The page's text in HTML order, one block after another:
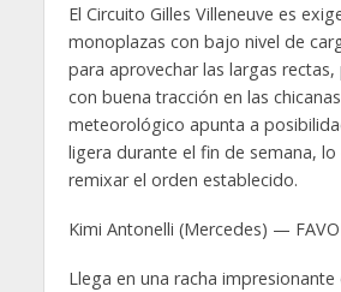
El Circuito Gilles Villeneuve es
monoplazas con bajo nivel de
para aprovechar las largas
con buena tracción en las
meteorológico apunta a
ligera durante el fin de semana,
remixar el orden establecido.
Kimi Antonelli (Mercedes) —
Llega en una racha